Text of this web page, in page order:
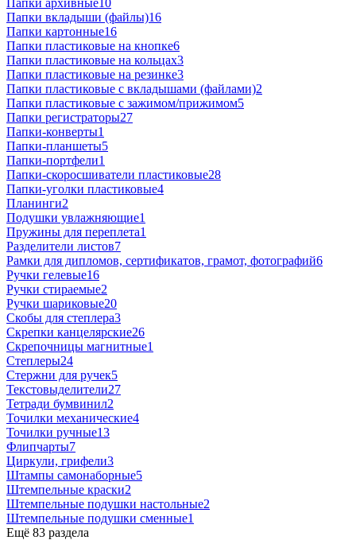
Папки вкладыши (файлы)16
Папки картонные16
Папки пластиковые на кнопке6
Папки пластиковые на кольцах3
Папки пластиковые на резинке3
Папки пластиковые с вкладышами (файлами)2
Папки пластиковые с зажимом/прижимом5
Папки регистраторы27
Папки-конверты1
Папки-планшеты5
Папки-портфели1
Папки-скоросшиватели пластиковые28
Папки-уголки пластиковые4
Планинги2
Подушки увлажняющие1
Пружины для переплета1
Разделители листов7
Рамки для дипломов, сертификатов, грамот, фотографий6
Ручки гелевые16
Ручки стираемые2
Ручки шариковые20
Скобы для степлера3
Скрепки канцелярские26
Скрепочницы магнитные1
Степлеры24
Стержни для ручек5
Текстовыделители27
Тетради бумвинил2
Точилки механические4
Точилки ручные13
Флипчарты7
Циркули, грифели3
Штампы самонаборные5
Штемпельные краски2
Штемпельные подушки настольные2
Штемпельные подушки сменные1
Ещё 83 раздела